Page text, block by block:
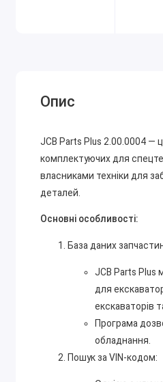
Опис
JCB Parts Plus 2.00.0004 —
комплектуючих для
власниками техніки для
деталей.
Основні особливості:
База даних
JCB Parts Plus
для
екскаваторів
Програма
обладнання.
Пошук за VIN-кодом: